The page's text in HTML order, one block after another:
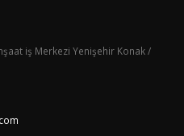
iş Merkezi Yenişehir Konak /